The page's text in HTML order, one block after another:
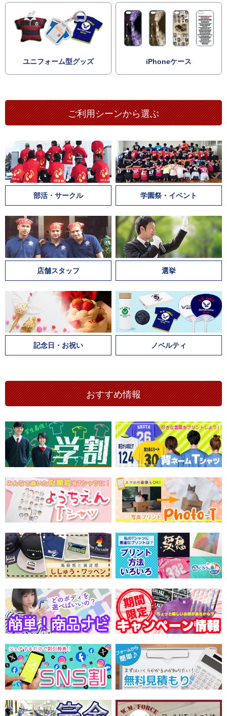
ユニフォーム型グッズ iPhoneケース
ご利用シーンから選ぶ
部活・サークル 学園祭・イベント
店舗スタッフ 選挙
記念日・お祝い ノベルティ
おすすめ情報